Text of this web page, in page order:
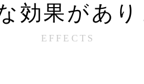
効果があ
EFFECTS